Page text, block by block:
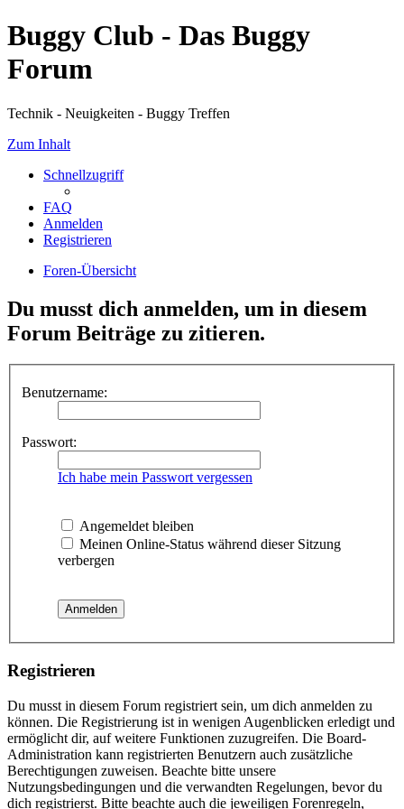
Buggy Club - Das Buggy
Forum
Technik - Neuigkeiten - Buggy Treffen
Zum Inhalt
Schnellzugriff
FAQ
Anmelden
Registrieren
Foren-Übersicht
Du musst dich anmelden, um in diesem
Forum Beiträge zu zitieren.
Benutzername:
Passwort:
Ich habe mein Passwort vergessen
Angemeldet bleiben
Meinen Online-Status während dieser Sitzung
verbergen
Registrieren
Du musst in diesem Forum registriert sein, um dich anmelden zu
können. Die Registrierung ist in wenigen Augenblicken erledigt und
ermöglicht dir, auf weitere Funktionen zuzugreifen. Die Board-
Administration kann registrierten Benutzern auch zusätzliche
Berechtigungen zuweisen. Beachte bitte unsere
Nutzungsbedingungen und die verwandten Regelungen, bevor du
dich registrierst. Bitte beachte auch die jeweiligen Forenregeln,